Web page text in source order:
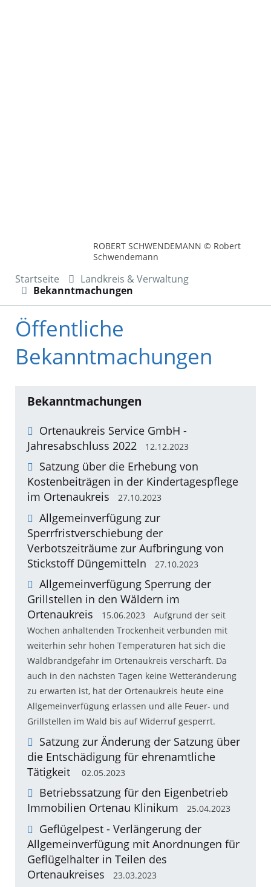
ROBERT SCHWENDEMANN © Robert
Schwendemann
Startseite
Landkreis & Verwaltung
Bekanntmachungen
Öffentliche
Bekanntmachungen
Bekanntmachungen
Ortenaukreis Service GmbH -
Jahresabschluss 2022
12.12.2023
Satzung über die Erhebung von
Kostenbeiträgen in der Kindertagespflege
im Ortenaukreis
27.10.2023
Allgemeinverfügung zur
Sperrfristverschiebung der
Verbotszeiträume zur Aufbringung von
Stickstoff Düngemitteln
27.10.2023
Allgemeinverfügung Sperrung der
Grillstellen in den Wäldern im
Ortenaukreis
15.06.2023
Aufgrund der seit
Wochen anhaltenden Trockenheit verbunden mit
weiterhin sehr hohen Temperaturen hat sich die
Waldbrandgefahr im Ortenaukreis verschärft. Da
auch in den nächsten Tagen keine Wetteränderung
zu erwarten ist, hat der Ortenaukreis heute eine
Allgemeinverfügung erlassen und alle Feuer- und
Grillstellen im Wald bis auf Widerruf gesperrt.
Satzung zur Änderung der Satzung über
die Entschädigung für ehrenamtliche
Tätigkeit
02.05.2023
Betriebssatzung für den Eigenbetrieb
Immobilien Ortenau Klinikum
25.04.2023
Geflügelpest - Verlängerung der
Allgemeinverfügung mit Anordnungen für
Geflügelhalter in Teilen des
Ortenaukreises
23.03.2023